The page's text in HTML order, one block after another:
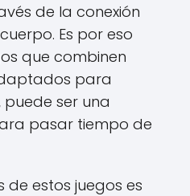
de la conexión
Es por eso
que combinen
para
ser una
pasar tiempo de
de estos juegos es